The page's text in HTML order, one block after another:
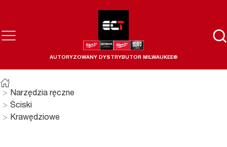
AUTORYZOWANY DYSTRYBUTOR MILWAUKEE®
Narzędzia ręczne
Ściski
Krawędziowe